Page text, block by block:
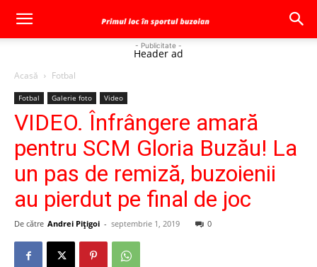
- Publicitate -
Header ad
Acasă Fotbal
Fotbal Galerie foto Video
VIDEO. Înfrângere amară
pentru SCM Gloria Buzău! La
un pas de remiză, buzoienii
au pierdut pe final de joc
De către Andrei Pițigoi - septembrie 1, 2019 0